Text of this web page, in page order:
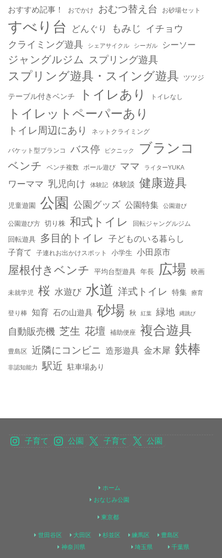
おすすめ記事！ おでかけ おむつ替え台 お砂場セット
すべり台 どんぐり もみじ
イチョウ
クライミング遊具
シェアサイクル シーガル シーソー
ジャングルジム スプリング遊具
スプリング遊具・スイング遊具 ツツジ
テーブル付きベンチ トイレあり トイレなし
トイレットペーパーあり
トイレ周辺にあり ネットクライミング
バケット型ブランコ バス停 ピクニック ブランコ
ベンチ ベンチ複数 ボール遊び ママ ライターYUKA
ワーママ 乳児向け 体験記 体験談 健康遊具
児童遊園 公園 公園グッズ 公園特集 公園遊び
公園遊び方 切り株 和式トイレ 回転ジャングルジム
回転遊具 多目的トイレ 子どものいる暮らし
子育て 子連れお出かけスポット 小学生 小田原市
屋根付きベンチ 平均台型遊具 年長 広場 映画
未就学児 桜 水遊び 水道 洋式トイレ 特集 療育
登り棒 知育 石の山遊具 砂場 秋 紅葉 緑地 縄跳び
自動販売機 芝生 花壇 補助便座 複合遊具
豊島区 近隣にコンビニ 造形遊具 金木犀 鉄棒
非認知能力 駅近 駐車場あり
子育て 公園 子育て 公園
ホーム
おなじみ公園
東京都
世田谷区 大田区 杉並区 練馬区
豊島区
神奈川県
埼玉県 千葉県